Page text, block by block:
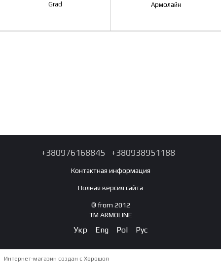
Grad Армолайн
+380976168845 +380938951188
Контактная информация
Полная версия сайта
© from 2012
TM ARMOLINE
Укр Eng Pol Рус
Интернет-магазин создан с Хорошоп